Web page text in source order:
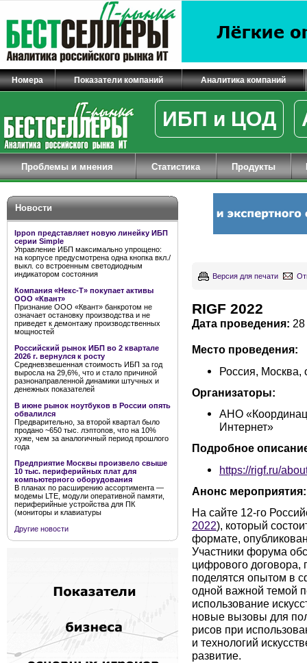
Номера Показатели компаний Аналитика компаний
ИБП и ЦОД
Проблемы и мнения Статистика Продукты
Новости
Ippon представляет новую линейку ИБП
серии Simple
Управление ИБП максимально упрощено:
на корпусе предусмотрена одна кнопка вкл./
выкл. со встроенным светодиодным
индикатором состояния
Компания «Некс-Т» покупает активы
ООО «Квант»
Признание ООО «Квант» банкротом не
означает остановку производства и не
приведет к демонтажу производственных
мощностей
Российский рынок ИБП во 2 квартале
2026 г. вернулся к росту
Средневзвешенная стоимость ИБП за год
выросла на 29,6%, что и стало причиной
разнонаправленной динамики штучных и
денежных показателей
В июне рынок ноутбуков в России опять
обвалился
Предварительно, за второй квартал было
продано ~650 тыс. лэптопов, что на 10%
хуже, чем за аналогичный период прошлого
года
Предприятие Москвы произвело свыше
10 тыс. периферийных плат для
компьютерного оборудования
В планах по расширению ассортимента —
модемы LTE, модули оперативной памяти,
периферийные устройства для ПК
(мониторы и клавиатуры
Другие новости
Версия для печати
RIGF 2022
Дата проведения:
Место проведения:
Россия,
Организаторы:
АНО
Интернет»
Подробное
https://rigf.ru/
Анонс мероприятия:
На сайте 12-го
2022), который
формате,
Участники форума
цифрового договора,
поделятся опытом в
одной важной темой
использование
новые вызовы для
рисов при
и технологий
развитие.